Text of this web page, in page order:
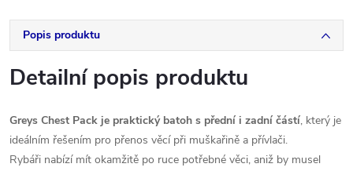
Popis produktu
Detailní popis produktu
Greys Chest Pack je praktický batoh s přední i zadní částí, který je
ideálním řešením pro přenos věcí při muškařině a přívlači.
Rybáři nabízí mít okamžitě po ruce potřebné věci, aniž by musel